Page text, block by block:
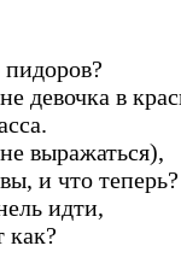
девочка в
выражаться),
и что теперь?
идти,
как?